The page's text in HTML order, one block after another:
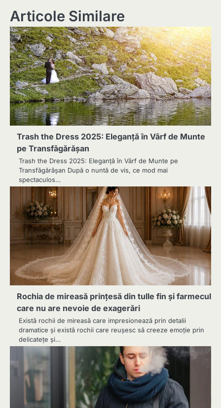
Articole Similare
Trash the Dress 2025: Eleganță în Vârf de Munte
pe Transfăgărășan
Trash the Dress 2025: Eleganță în Vârf de Munte pe
Transfăgărășan După o nuntă de vis, ce mod mai
spectaculos…
Rochia de mireasă prințesă din tulle fin și farmecul
care nu are nevoie de exagerări
Există rochii de mireasă care impresionează prin detalii
dramatice și există rochii care reușesc să creeze emoție prin
delicatețe și…